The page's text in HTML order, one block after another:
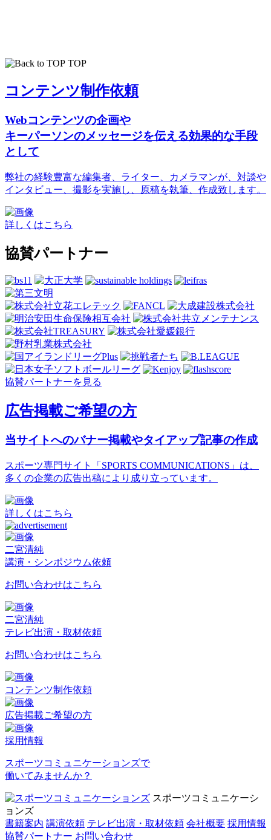
TOP
コンテンツ制作依頼
Webコンテンツの企画や
キーパーソンのメッセージを伝える効果的な手段
として
弊社の経験豊富な編集者、ライター、カメラマンが、対談や
インタビュー、撮影を実施し、原稿を執筆、作成致します。
詳しくはこちら
協賛パートナー
協賛パートナーを見る
広告掲載ご希望の方
当サイトへのバナー掲載やタイアップ記事の作成
スポーツ専門サイト「SPORTS COMMUNICATIONS」は、
多くの企業の広告出稿により成り立っています。
詳しくはこちら
二宮清純
講演・シンポジウム依頼
お問い合わせはこちら
二宮清純
テレビ出演・取材依頼
お問い合わせはこちら
コンテンツ制作依頼
広告掲載ご希望の方
採用情報
スポーツコミュニケーションズで
働いてみませんか？
スポーツコミュニケーシ
ョンズ
書籍案内 講演依頼 テレビ出演・取材依頼 会社概要 採用情報
協賛パートナー お問い合わせ